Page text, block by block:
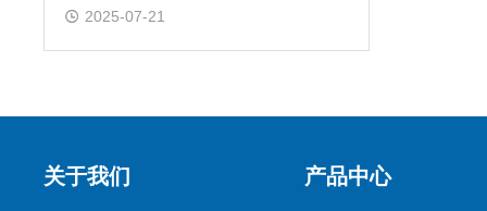
2025-07-21
关于我们 产品中心